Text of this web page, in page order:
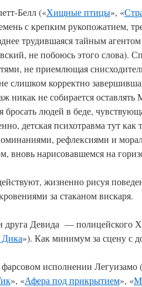
Белл («Хищные птицы», «
с крепким рукопожатием,
трудившаяся тайным
не побоюсь этого слова).
не приемлющая
слишком корректно
никак не собирается
людей в беде,
детская психотравма тут
рефлексиями и
вновь нарисовавшемся на
жизненно рисуя
за стаканом вискаря.
друга Девида — полицейского
»). Как минимум за сцену с
фарсовом исполнении Легуизамо
», «Афера под прикрытием», «